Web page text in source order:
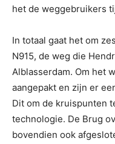
het de weggebruikers
In totaal gaat het om
N915, de weg die
Alblasserdam. Om het
aangepakt en zijn er
Dit om de kruispunten
technologie. De Brug
bovendien ook